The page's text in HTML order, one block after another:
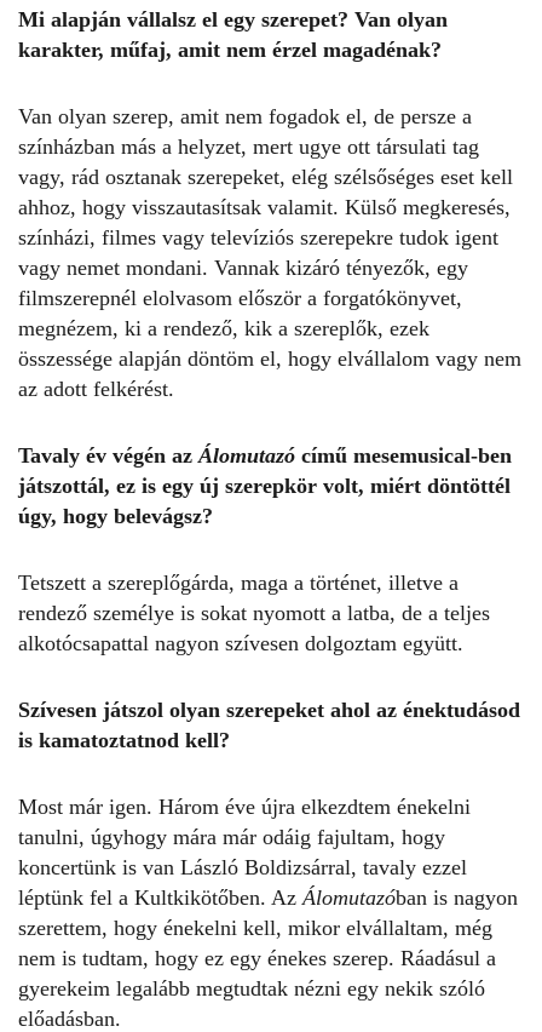
Mi alapján vállalsz el egy szerepet? Van olyan
karakter, műfaj, amit nem érzel magadénak?
Van olyan szerep, amit nem fogadok el, de persze a
színházban más a helyzet, mert ugye ott társulati tag
vagy, rád osztanak szerepeket, elég szélsőséges eset kell
ahhoz, hogy visszautasítsak valamit. Külső megkeresés,
színházi, filmes vagy televíziós szerepekre tudok igent
vagy nemet mondani. Vannak kizáró tényezők, egy
filmszerepnél elolvasom először a forgatókönyvet,
megnézem, ki a rendező, kik a szereplők, ezek
összessége alapján döntöm el, hogy elvállalom vagy nem
az adott felkérést.
Tavaly év végén az Álomutazó című mesemusical-ben
játszottál, ez is egy új szerepkör volt, miért döntöttél
úgy, hogy belevágsz?
Tetszett a szereplőgárda, maga a történet, illetve a
rendező személye is sokat nyomott a latba, de a teljes
alkotócsapattal nagyon szívesen dolgoztam együtt.
Szívesen játszol olyan szerepeket ahol az énektudásod
is kamatoztatnod kell?
Most már igen. Három éve újra elkezdtem énekelni
tanulni, úgyhogy mára már odáig fajultam, hogy
koncertünk is van László Boldizsárral, tavaly ezzel
léptünk fel a Kultkikötőben. Az Álomutazóban is nagyon
szerettem, hogy énekelni kell, mikor elvállaltam, még
nem is tudtam, hogy ez egy énekes szerep. Ráadásul a
gyerekeim legalább megtudtak nézni egy nekik szóló
előadásban.